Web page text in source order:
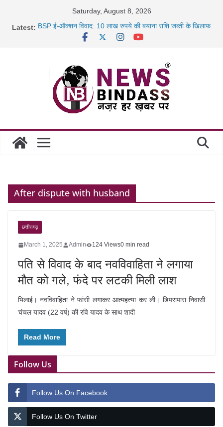
Saturday, August 8, 2026
Latest: BSP ई-ऑक्शन विवाद: 10 लाख रुपये की बयाना राशि जब्ती के खिलाफ
साइबर ठगी पर दुर्ग पुलिस का बड़ा एक्शन: 13 म्यूल बैंक खाताधारक
गिरफ्तार
After dispute with husband
छत्तीसगढ़
March 1, 2025 Admin 124 Views0 min read
पति से विवाद के बाद नवविवाहिता ने लगाया
मौत को गले, फंदे पर लटकी मिली लाश
भिलाई। नवविवाहिता ने फांसी लगाकर आत्महत्या कर ली। डिपरापारा निवासी
चंचल यादव (22 वर्ष) की रवि यादव के साथ शादी
Read More
Follow Us
Follow Us On Facebook
Follow Us On Twitter